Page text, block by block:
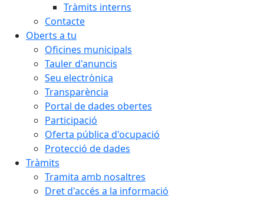
Tràmits interns
Contacte
Oberts a tu
Oficines municipals
Tauler d'anuncis
Seu electrònica
Transparència
Portal de dades obertes
Participació
Oferta pública d'ocupació
Protecció de dades
Tràmits
Tramita amb nosaltres
Dret d'accés a la informació